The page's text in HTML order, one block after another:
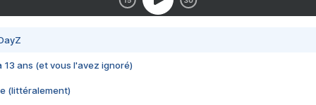
13 ans (et vous l'avez ignoré)
(littéralement)